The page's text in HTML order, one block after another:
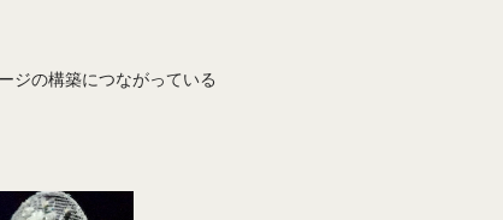
ジの構築につながっている